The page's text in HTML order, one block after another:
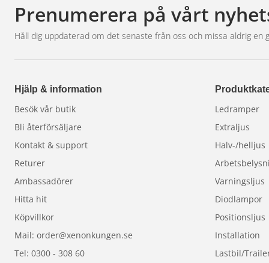
installation. Ett perfekt tillbehör för dig som vill
Prenumerera på vårt
Håll dig uppdaterad om det senaste från oss och missa aldrig en
Hjälp & information
Besök vår butik
Bli återförsäljare
Kontakt & support
Returer
Ambassadörer
Hitta hit
Köpvillkor
Mail: order@xenonkungen.se
Tel: 0300 - 308 60
Ledramper
Extraljus
Halv-/helljus
Varningsljus
Diodlampor
Positionsljus
Installation
Lastbil/